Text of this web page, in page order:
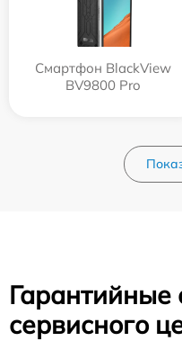
Смартфон BlackView
BV9800 Pro
Гарантийные
сервисного